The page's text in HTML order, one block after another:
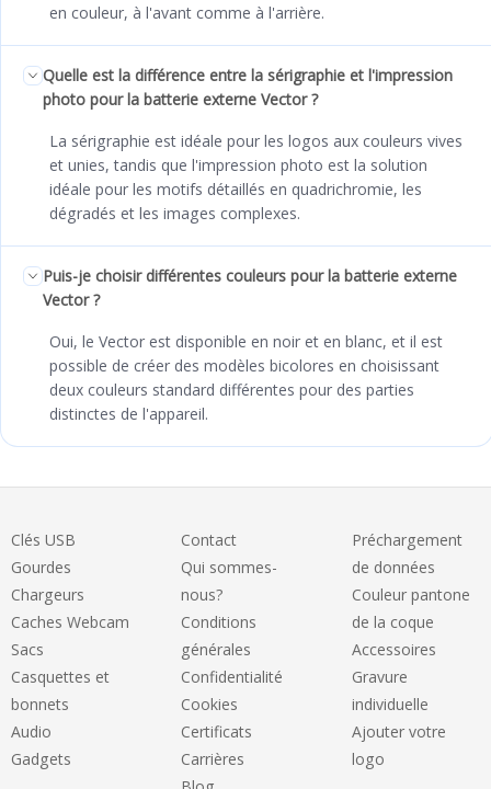
en couleur, à l'avant comme à l'arrière.
Quelle est la différence entre la sérigraphie et l'impression
photo pour la batterie externe Vector ?
La sérigraphie est idéale pour les logos aux couleurs vives
et unies, tandis que l'impression photo est la solution
idéale pour les motifs détaillés en quadrichromie, les
dégradés et les images complexes.
Puis-je choisir différentes couleurs pour la batterie externe
Vector ?
Oui, le Vector est disponible en noir et en blanc, et il est
possible de créer des modèles bicolores en choisissant
deux couleurs standard différentes pour des parties
distinctes de l'appareil.
Clés USB
Gourdes
Chargeurs
Caches Webcam
Sacs
Casquettes et
bonnets
Audio
Gadgets
Contact
Qui sommes-
nous?
Conditions
générales
Confidentialité
Cookies
Certificats
Carrières
Préchargement
de données
Couleur pantone
de la coque
Accessoires
Gravure
individuelle
Ajouter votre
logo